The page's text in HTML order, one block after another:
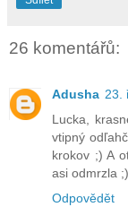
26 komentářů:
Adusha 23.
Lucka,
vtipný
krokov ;) A
asi odmrzla ;)
Odpovědět